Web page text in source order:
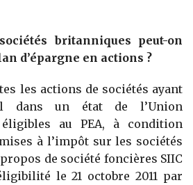
britanniques peut-on
d’épargne en actions ?
les actions de sociétés ayant
dans un état de l’Union
au PEA, à condition
à l’impôt sur les sociétés
de société foncières SIIC
le 21 octobre 2011 par